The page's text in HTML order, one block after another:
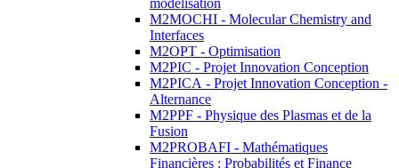
modélisation
M2MOCHI - Molecular Chemistry and
Interfaces
M2OPT - Optimisation
M2PIC - Projet Innovation Conception
M2PICA - Projet Innovation Conception -
Alternance
M2PPF - Physique des Plasmas et de la
Fusion
M2PROBAFI - Mathématiques
Financières : Probabilités et Finance